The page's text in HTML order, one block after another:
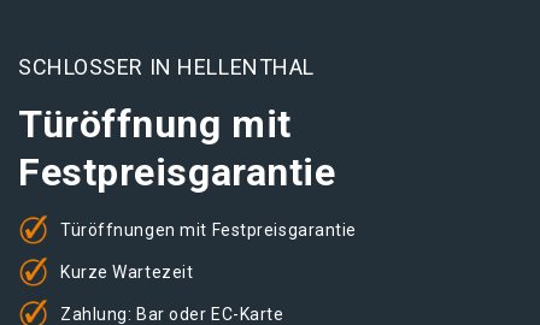
SCHLOSSER IN HELLENTHAL
Türöffnung mit
Festpreisgarantie
Türöffnungen mit Festpreisgarantie
Kurze Wartezeit
Zahlung: Bar oder EC-Karte